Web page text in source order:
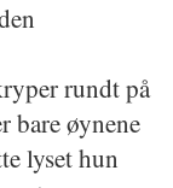
rundt på
bare øynene
lyset hun